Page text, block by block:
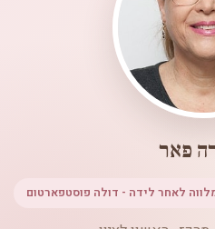
פאר
לאחר לידה - דולה פוסטפארטום